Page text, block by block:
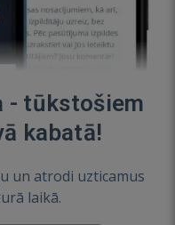
- tūkstošiem
kabatā!
un atrodi uzticamus
laikā.